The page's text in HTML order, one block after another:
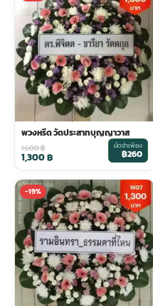
พวงหรีด วัดประสาทบุญญาวาส
1,600฿
1,300฿
มัดจำเพียง
฿260
-19%